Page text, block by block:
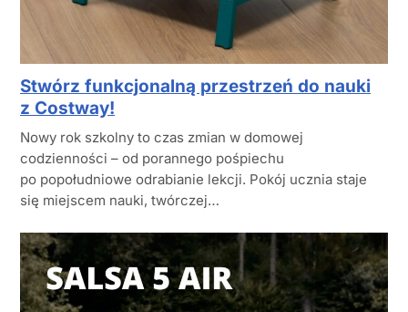
Stwórz funkcjonalną przestrzeń do nauki
z Costway!
Nowy rok szkolny to czas zmian w domowej
codzienności – od porannego pośpiechu
po popołudniowe odrabianie lekcji. Pokój ucznia staje
się miejscem nauki, twórczej…